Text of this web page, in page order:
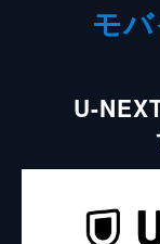
モ
U-